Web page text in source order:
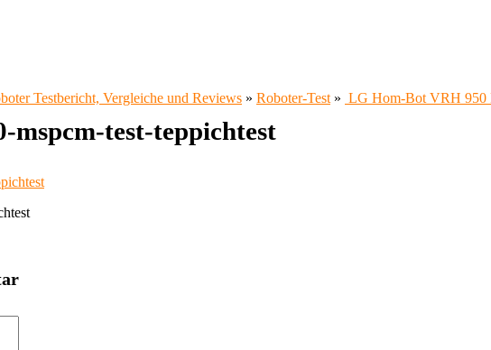
Testbericht, Vergleiche und Reviews » Roboter-Test » LG Hom-Bot VRH 950
test-teppichtest